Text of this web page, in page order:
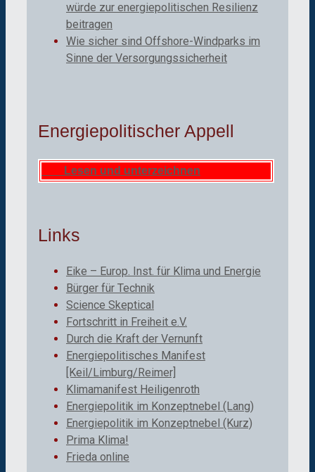
würde zur energiepolitischen Resilienz
beitragen
Wie sicher sind Offshore-Windparks im
Sinne der Versorgungssicherheit
Energiepolitischer Appell
Lesen und unterzeichnen
Links
Eike – Europ. Inst. für Klima und Energie
Bürger für Technik
Science Skeptical
Fortschritt in Freiheit e.V.
Durch die Kraft der Vernunft
Energiepolitisches Manifest
[Keil/Limburg/Reimer]
Klimamanifest Heiligenroth
Energiepolitik im Konzeptnebel (Lang)
Energiepolitik im Konzeptnebel (Kurz)
Prima Klima!
Frieda online